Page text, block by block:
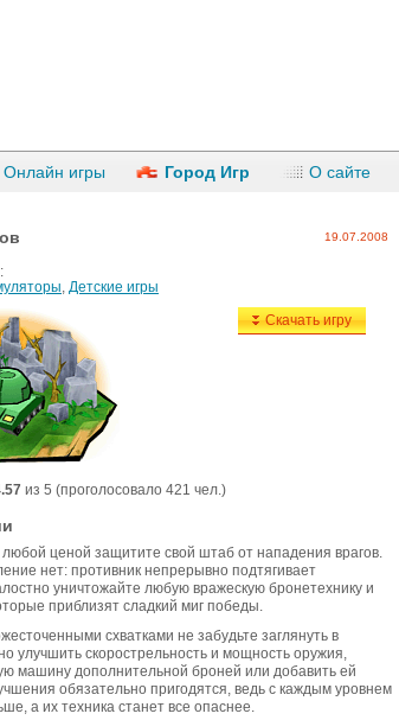
Онлайн игры Город Игр О сайте
19.07.2008
, Детские игры
Скачать игру
из 5 (проголосовалo 421 чел.)
ценой защитите свой штаб от нападения врагов.
нет: противник непрерывно подтягивает
уничтожайте любую вражескую бронетехнику и
приблизят сладкий миг победы.
схватками не забудьте заглянуть в
улучшить скорострельность и мощность оружия,
машину дополнительной броней или добавить ей
обязательно пригодятся, ведь с каждым уровнем
а их техника станет все опаснее.